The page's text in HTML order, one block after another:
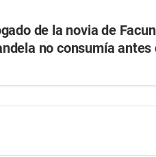
de la novia de
no consumía antes